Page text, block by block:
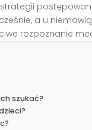
a u
rozpoznanie
szukać?